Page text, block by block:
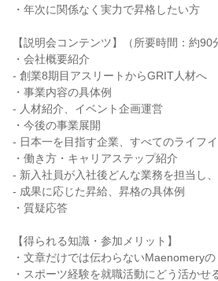
・年次に関係なく実力で昇格したい方
【説明会コンテンツ】（所要時間：約90
・会社概要紹介
- 創業8期目アスリートからGRIT人材へ
・事業内容の具体例
‐ 人材紹介、イベント企画運営
・今後の事業展開
‐ 日本一を目指す企業、すべてのライフ
・働き方・キャリアステップ紹介
- 新入社員が入社後どんな業務を担当し
- 成果に応じた昇給、昇格の具体例
・質疑応答
【得られる知識・参加メリット】
・文章だけでは伝わらないMaenomery
・スポーツ経験を就職活動にどう活かせ